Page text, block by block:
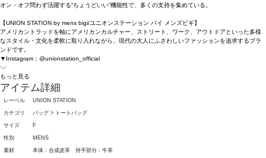
オン・オフ問わず活躍する“ちょうどいい”機能性で、多くの支持を集めている。
【UNION STATION by mens bigi/ユニオンステーション バイ メンズビギ】
アメリカントラッドを軸にアメリカンカルチャー、ストリート、ワーク、アウトドアといった多様
なスタイル・文化を柔軟に取り入れながら、現代の大人にふさわしいファッションを追求するブラ
ンドです。
▼Instagram：@unionstation_official
もっと見る
アイテム詳細
レーベル UNION STATION
カテゴリ バッグ > トートバッグ
サイズ F
性別 MENS
素材 本体：合成皮革 持手部分：牛革